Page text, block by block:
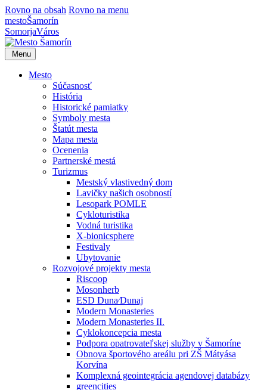
Rovno na obsah Rovno na menu
mestoŠamorín
SomorjaVáros
Menu
Mesto
Súčasnosť
História
Historické pamiatky
Symboly mesta
Štatút mesta
Mapa mesta
Ocenenia
Partnerské mestá
Turizmus
Mestský vlastivedný dom
Lavičky našich osobností
Lesopark POMLE
Cykloturistika
Vodná turistika
X-bionicsphere
Festivaly
Ubytovanie
Rozvojové projekty mesta
Riscoop
Mosonherb
ESD Duna⁄Dunaj
Modern Monasteries
Modern Monasteries II.
Cyklokoncepcia mesta
Podpora opatrovateľskej služby v Šamoríne
Obnova športového areálu pri ZŠ Mátyása
Korvína
Komplexná geointegrácia agendovej databázy
greencities